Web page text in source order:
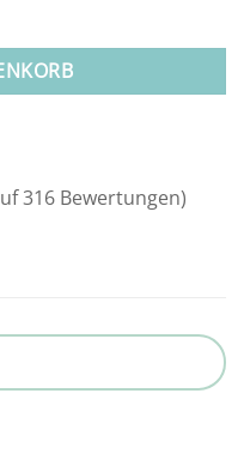
316 Bewertungen)